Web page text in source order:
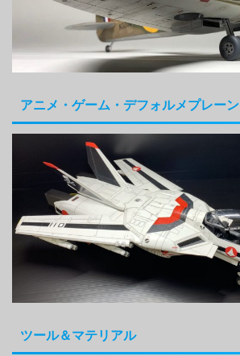
アニメ・ゲーム・デフォルメプレーン
ツール＆マテリアル